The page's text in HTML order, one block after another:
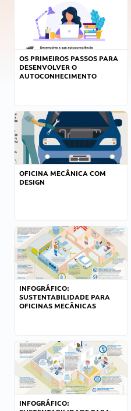
OS PRIMEIROS PASSOS PARA
DESENVOLVER O
AUTOCONHECIMENTO
OFICINA MECÂNICA COM
DESIGN
INFOGRÁFICO:
SUSTENTABILIDADE PARA
OFICINAS MECÂNICAS
INFOGRÁFICO: